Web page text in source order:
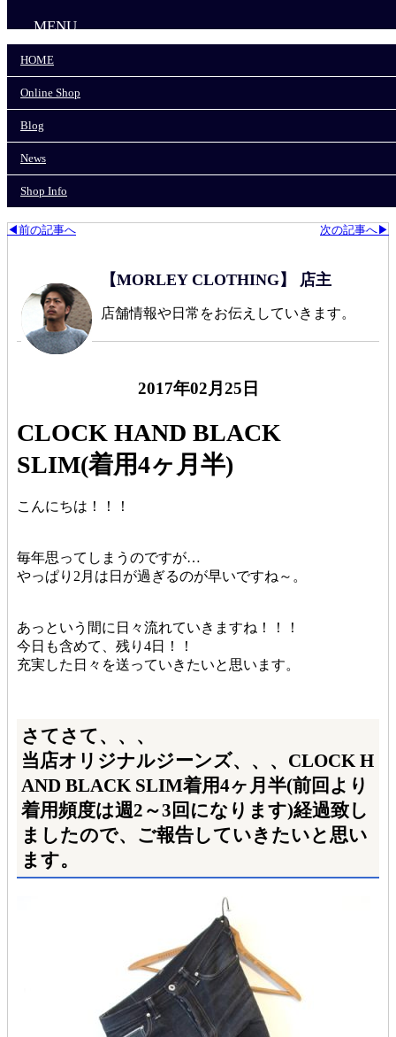
Online Shop
News
MENU
HOME
Online Shop
Blog
News
Shop Info
CLOCK HAND/クロックハンド>
次の記事へ▶
◀前の記事へ
【MORLEY CLOTHING】 店主
店舗情報や日常をお伝えしていきます。
2017年02月25日
CLOCK HAND BLACK
SLIM(着用4ヶ月半)
こんにちは！！！
毎年思ってしまうのですが…
やっぱり2月は日が過ぎるのが早いですね～。
あっという間に日々流れていきますね！！！
今日も含めて、残り4日！！
充実した日々を送っていきたいと思います。
さてさて、、、
当店オリジナルジーンズ、、、CLOCK H
AND BLACK SLIM着用4ヶ月半(前回より
着用頻度は週2～3回になります)経過致し
ましたので、ご報告していきたいと思い
ます。